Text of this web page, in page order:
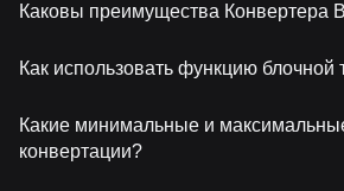
Каковы преимущества Конвертера
Как использовать функцию блочной
Какие минимальные и
конвертации?